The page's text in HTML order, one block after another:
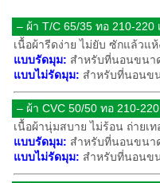
– ผ้า T/C 65/35 ทอ 210-220
เนื้อผ้ารีดง่าย ไม่ยับ ซักแล้วแ
แบบรัดมุม: สำหรับที่นอนขนา
แบบไม่รัดมุม: สำหรับที่นอนขน
– ผ้า CVC 50/50 ทอ 210-
เนื้อผ้านุ่มสบาย ไม่ร้อน ถ่ายเ
แบบรัดมุม: สำหรับที่นอนขนา
แบบไม่รัดมุม: สำหรับที่นอนขน